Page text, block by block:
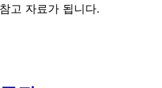
고 자료가 됩니다.